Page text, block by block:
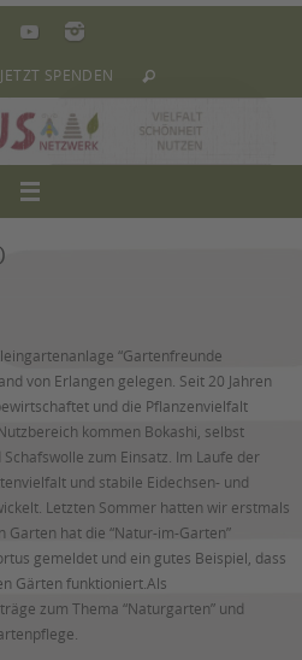
JETZT SPENDEN
“Gartenfreunde
von Erlangen gelegen. Seit 20 Jahren
und die Pflanzenvielfalt
kommen Bokashi, selbst
zum Einsatz. Im Laufe der
und stabile Eidechsen- und
Letzten Sommer hatten wir erstmals
Garten hat die “Natur-im-Garten”
gemeldet und ein gutes Beispiel, dass
Gärten funktioniert.Als
zum Thema “Naturgarten” und